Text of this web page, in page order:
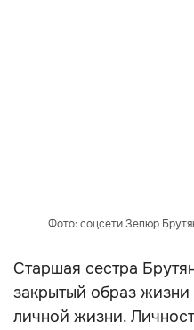
Фото: соцсети Зепюр
Старшая сестра
закрытый образ
личной жизни.